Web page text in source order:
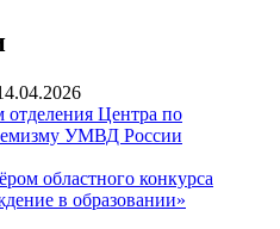
отделения Центра по
УМВД России
областного конкурса
в образовании»